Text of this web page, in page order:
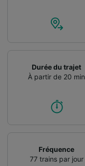
Durée du trajet
À partir de 20 min
Fréquence
77 trains par jour